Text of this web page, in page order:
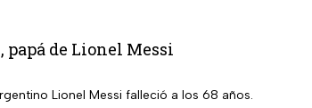
papá de Lionel Messi
Lionel Messi falleció a los 68 años.